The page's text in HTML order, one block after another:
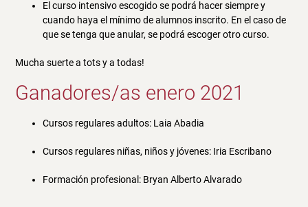
El curso intensivo escogido se podrá hacer siempre y
cuando haya el mínimo de alumnos inscrito. En el caso de
que se tenga que anular, se podrá escoger otro curso.
Mucha suerte a tots y a todas!
Ganadores/as enero 2021
Cursos regulares adultos: Laia Abadia
Cursos regulares niñas, niños y jóvenes: Iria Escribano
Formación profesional: Bryan Alberto Alvarado